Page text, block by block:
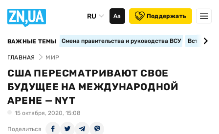
RU Аа Поддержать
ВАЖНЫЕ ТЕМЫ Смена правительства и руководства ВСУ
ГЛАВНАЯ МИР
США ПЕРЕСМАТРИВАЮТ СВОЕ
БУДУЩЕЕ НА МЕЖДУНАРОДНОЙ
АРЕНЕ — NYT
15 октября, 2020, 15:08
Поделиться